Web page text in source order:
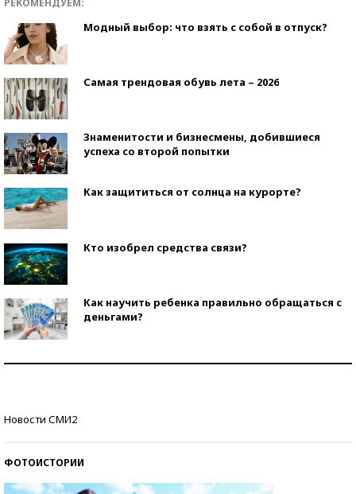
Модный выбор: что взять с собой в отпуск?
Самая трендовая обувь лета – 2026
Знаменитости и бизнесмены, добившиеся
успеха со второй попытки
Как защититься от солнца на курорте?
Кто изобрел средства связи?
Как научить ребенка правильно обращаться с
деньгами?
Новости СМИ2
ФОТОИСТОРИИ